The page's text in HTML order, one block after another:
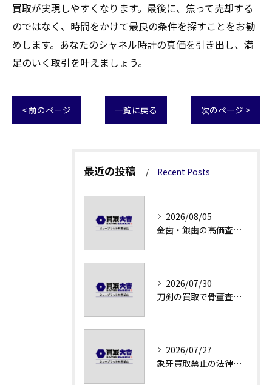
買取が実現しやすくなります。最後に、焦って売却する
のではなく、時間をかけて最良の条件を探すことをお勧
めします。あなたのシャネル時計の真価を引き出し、満
足のいく取引を叶えましょう。
< 前のページ 一覧に戻る 次のページ >
最近の投稿 Recent Posts
2026/08/05
金歯・銀歯の高価査定法徹底解説
2026/07/30
刀剣の買取で骨董査定の注意点
2026/07/27
象牙買取禁止の法律と背景解説